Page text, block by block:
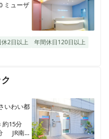
ミューザ
休2日以上
年間休日120日以上
いわい都
約15分
JR南武